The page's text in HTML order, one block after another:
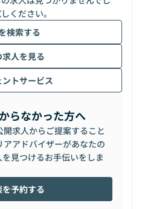
ください。
検索する
人を見る
トサービス
らなかった方へ
求人からご提案すること
アドバイザーがあなたの
見つけるお手伝いをしま
予約する